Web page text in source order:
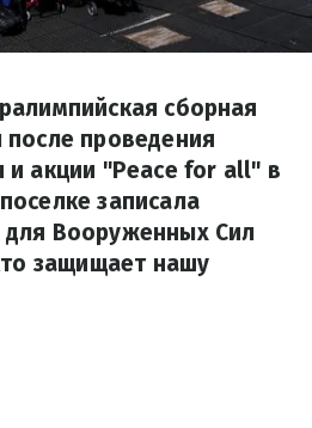
сборная
проведения
акции "Peace for all" в
записала
Вооруженных Сил
защищает нашу